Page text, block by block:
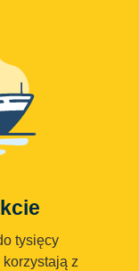
tysięcy
korzystają z